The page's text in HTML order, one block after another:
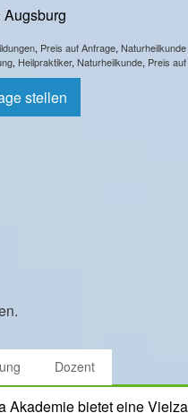
Augsburg
, Preis auf Anfrage,
, Heilpraktiker,Naturheilkunde, Preis
stellen
Dozent
Akademie bietet eine